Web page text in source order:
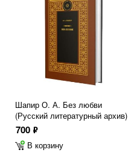
Шапир О. А. Без любви
(Русский литературный архив)
700 ф
В корзину